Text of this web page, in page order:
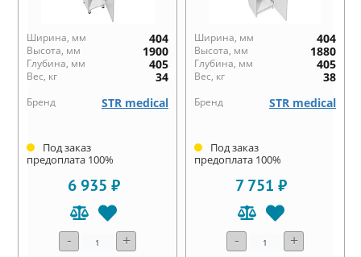
Ширина, мм 404
Высота, мм 1900
Глубина, мм 405
Вес, кг 34
Бренд STR medical
Под заказ
предоплата 100%
6 935 ₽
- +
Ширина, мм 404
Высота, мм 1880
Глубина, мм 405
Вес, кг 38
Бренд STR medical
Под заказ
предоплата 100%
7 751 ₽
- +